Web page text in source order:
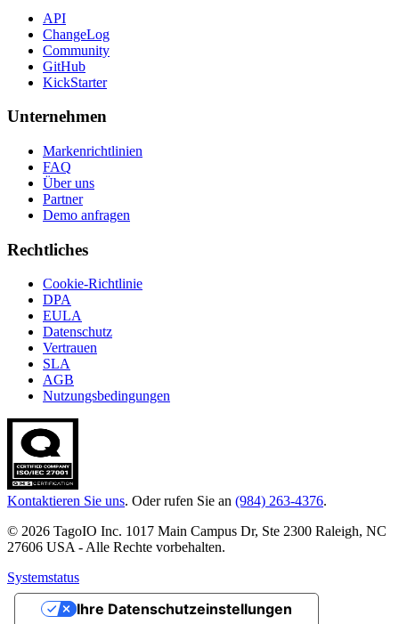
API
ChangeLog
Community
GitHub
KickStarter
Unternehmen
Markenrichtlinien
FAQ
Über uns
Partner
Demo anfragen
Rechtliches
Cookie-Richtlinie
DPA
EULA
Datenschutz
Vertrauen
SLA
AGB
Nutzungsbedingungen
Kontaktieren Sie uns. Oder rufen Sie an (984) 263-4376.
© 2026 TagoIO Inc. 1017 Main Campus Dr, Ste 2300 Raleigh, NC
27606 USA - Alle Rechte vorbehalten.
Systemstatus
Ihre Datenschutzeinstellungen